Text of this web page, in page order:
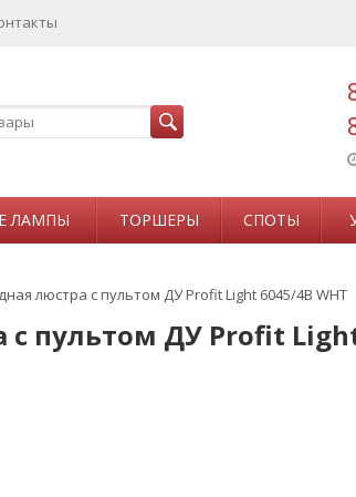
ЛАМПЫ ТОРШЕРЫ СПОТЫ
люстра с пультом ДУ Profit Light 6045/4B WHT
пультом ДУ Profit